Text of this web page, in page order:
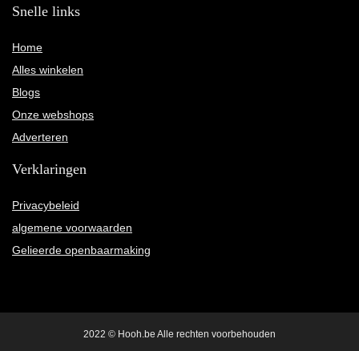
Snelle links
Home
Alles winkelen
Blogs
Onze webshops
Adverteren
Verklaringen
Privacybeleid
algemene voorwaarden
Gelieerde openbaarmaking
2022 © Hooh.be Alle rechten voorbehouden